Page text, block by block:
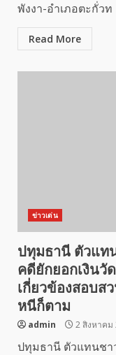
พังงา-อำเภอตะกั่วท
Read More
ข่าวเด่น
ปทุมธานี ตัวแท
คดียักยอกเงินวั
เกี่ยวข้องสอบส
หนีก็ตาม
admin 2 สิงหาคม
ปทุมธานี ตัวแทนชา